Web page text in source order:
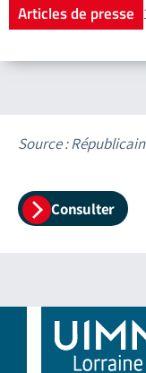
Articles de presse
Source :
Consulter